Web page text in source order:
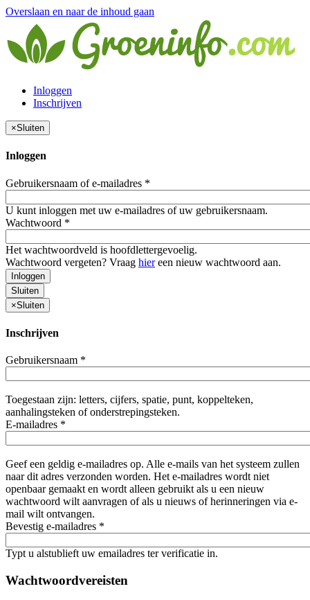
Overslaan en naar de inhoud gaan
Inloggen
Inschrijven
×Sluiten
Inloggen
Gebruikersnaam of e-mailadres *
U kunt inloggen met uw e-mailadres of uw gebruikersnaam.
Wachtwoord *
Het wachtwoordveld is hoofdlettergevoelig.
Wachtwoord vergeten? Vraag hiereen nieuw wachtwoord aan.
Inloggen
Sluiten
×Sluiten
Inschrijven
Gebruikersnaam *
Toegestaan zijn: letters, cijfers, spatie, punt, koppelteken,
aanhalingsteken of onderstrepingsteken.
E-mailadres *
Geef een geldig e-mailadres op. Alle e-mails van het systeem zullen
naar dit adres verzonden worden. Het e-mailadres wordt niet
openbaar gemaakt en wordt alleen gebruikt als u een nieuw
wachtwoord wilt aanvragen of als u nieuws of herinneringen via e-
mail wilt ontvangen.
Bevestig e-mailadres *
Typt u alstublieft uw emailadres ter verificatie in.
Wachtwoordvereisten